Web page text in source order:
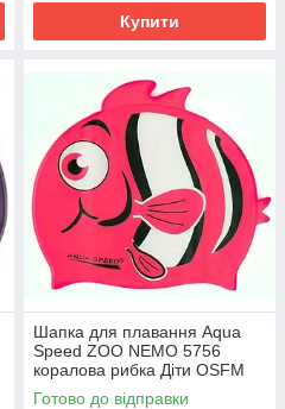
Купити
Шапка для плавання Aqua
Speed ZOO NEMO 5756
коралова рибка Діти OSFM
115-03-nemo
Готово до відправки